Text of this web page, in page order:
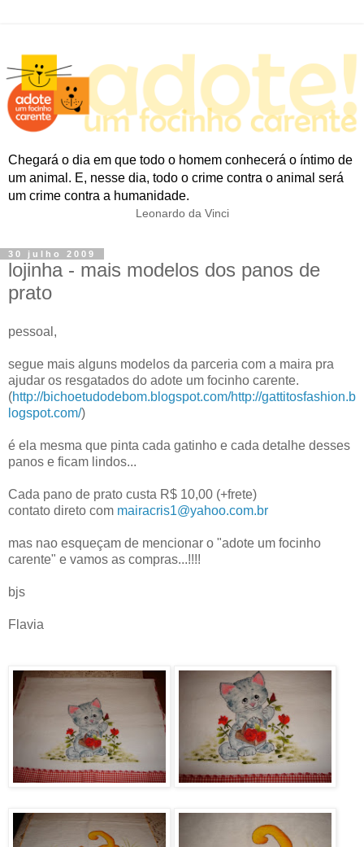
Chegará o dia em que todo o homem conhecerá o íntimo de
um animal. E, nesse dia, todo o crime contra o animal será
um crime contra a humanidade.
Leonardo da Vinci
30 julho 2009
lojinha - mais modelos dos panos de
prato
pessoal,
segue mais alguns modelos da parceria com a maira pra
ajudar os resgatados do adote um focinho carente.
(http://bichoetudodebom.blogspot.com/http://gattitosfashion.b
logspot.com/)
é ela mesma que pinta cada gatinho e cada detalhe desses
panos e ficam lindos...
Cada pano de prato custa R$ 10,00 (+frete)
contato direto com mairacris1@yahoo.com.br
mas nao esqueçam de mencionar o "adote um focinho
carente" e vamos as compras...!!!!
bjs
Flavia